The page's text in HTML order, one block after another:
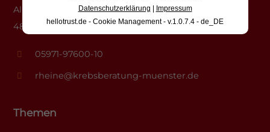
Albert-Einstein-Str. 4
48431 Rheine
05971-97600-10
rheine@krebsberatung-muenster.de
Themen
Datenschutzerklärung | Impressum
hellotrust.de - Cookie Management - v.1.0.7.4 - de_DE